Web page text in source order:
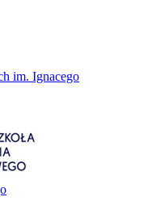
im. Ignacego